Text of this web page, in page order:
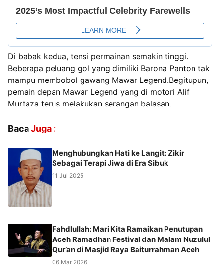
Di babak kedua, tensi permainan semakin tinggi.
Beberapa peluang gol yang dimiliki Barona Panton tak
mampu membobol gawang Mawar Legend.Begitupun,
pemain depan Mawar Legend yang di motori Alif
Murtaza terus melakukan serangan balasan.
BacaJuga :
Menghubungkan Hati ke Langit: Zikir
Sebagai Terapi Jiwa di Era Sibuk
11 Jul 2025
Fahdlullah: Mari Kita Ramaikan Penutupan
Aceh Ramadhan Festival dan Malam Nuzulul
Qur’an di Masjid Raya Baiturrahman Aceh
06 Mar 2026